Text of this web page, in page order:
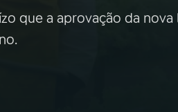
que a aprovação da